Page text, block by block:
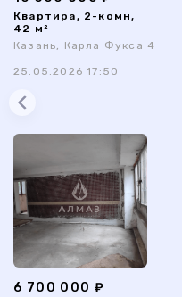
Квартира, 2-комн,
42 м²
Казань, Карла Фукса 4
25.05.2026 17:50
6 700 000 ₽